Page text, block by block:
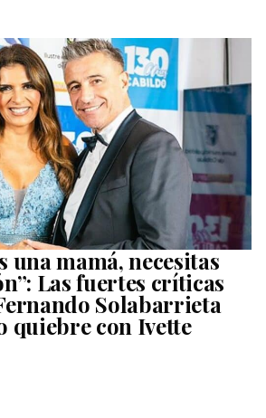
una mamá, necesitas
Las fuertes críticas
Solabarrieta
quiebre con Ivette